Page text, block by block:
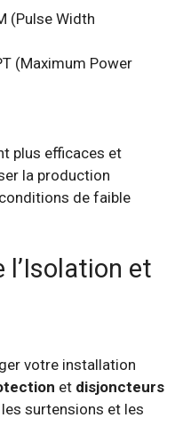
(Pulse Width
(Maximum Power
plus efficaces et
la production
de faible
l’Isolation et
votre installation
et disjoncteurs
surtensions et les